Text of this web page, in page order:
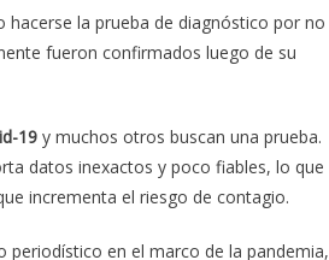
la prueba de diagnóstico por no
fueron confirmados luego de su
19 y muchos otros buscan una prueba.
datos inexactos y poco fiables, lo que
incrementa el riesgo de contagio.
periodístico en el marco de la pandemia,